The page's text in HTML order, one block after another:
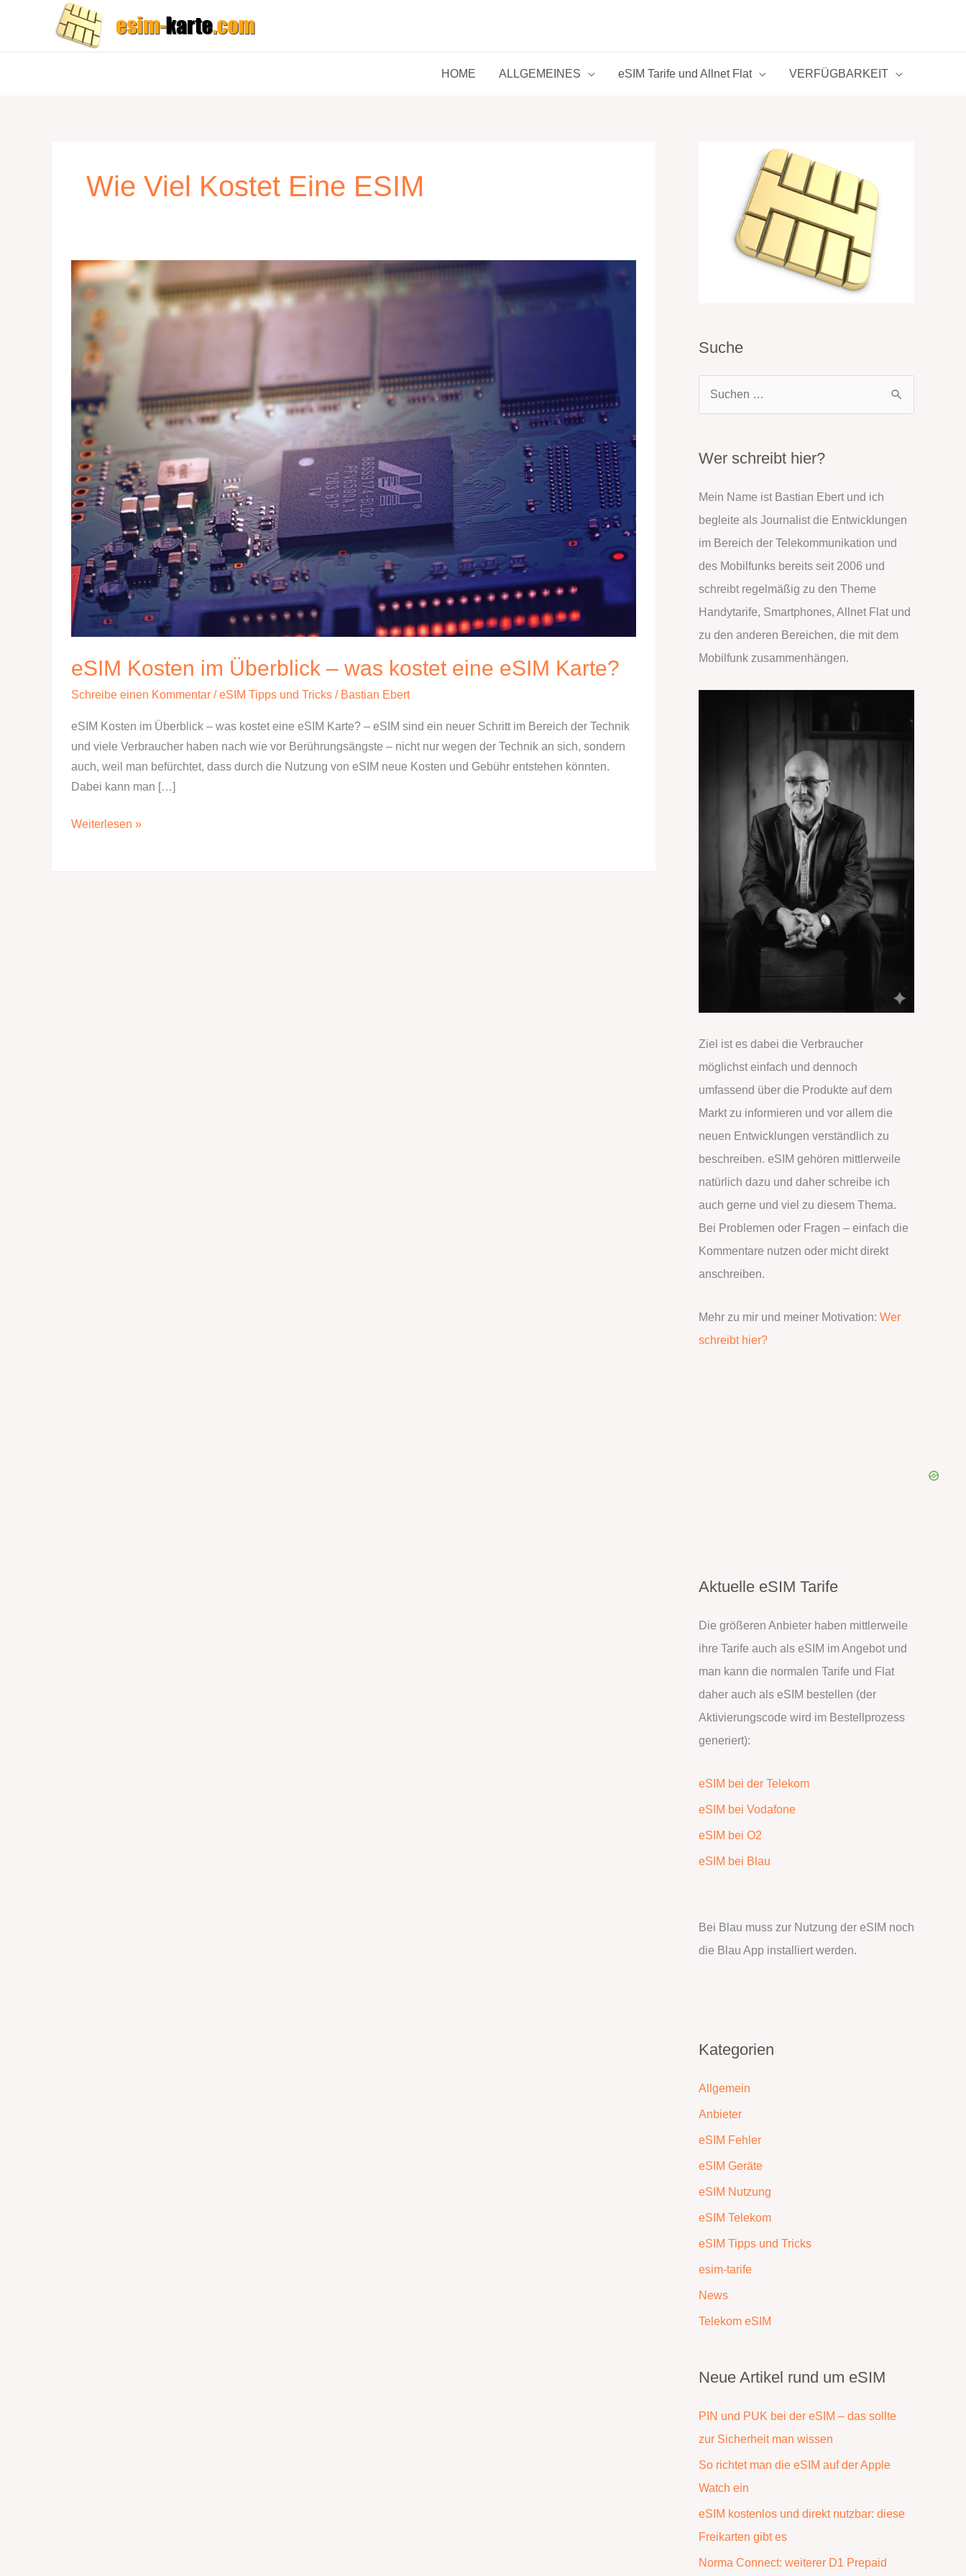
HOME
ALLGEMEINES eSIM Tarife und Allnet Flat VERFÜGBARKEIT
Wie Viel Kostet Eine ESIM
eSIM Kosten im Überblick – was kostet eine eSIM Karte?
Schreibe einen Kommentar /eSIM Tipps und Tricks/ Bastian Ebert
eSIM Kosten im Überblick – was kostet eine eSIM Karte? – eSIM sind ein neuer Schritt im Bereich der Technik
und viele Verbraucher haben nach wie vor Berührungsängste – nicht nur wegen der Technik an sich, sondern
auch, weil man befürchtet, dass durch die Nutzung von eSIM neue Kosten und Gebühr entstehen könnten.
Dabei kann man […]
eSIM
Weiterlesen »
Suche
h
n
n
a
c
h
:
Wer schreibt hier?
Mein Name ist Bastian Ebert und ich
begleite als Journalist die Entwicklungen
im Bereich der Telekommunikation und
des Mobilfunks bereits seit 2006 und
schreibt regelmäßig zu den Theme
Handytarife, Smartphones, Allnet Flat und
zu den anderen Bereichen, die mit dem
Mobilfunk zusammenhängen.
Ziel ist es dabei die Verbraucher
möglichst einfach und dennoch
umfassend über die Produkte auf dem
Markt zu informieren und vor allem die
neuen Entwicklungen verständlich zu
beschreiben. eSIM gehören mittlerweile
natürlich dazu und daher schreibe ich
auch gerne und viel zu diesem Thema.
Bei Problemen oder Fragen – einfach die
Kommentare nutzen oder micht direkt
anschreiben.
Mehr zu mir und meiner Motivation: Wer
schreibt hier?
Aktuelle eSIM Tarife
Die größeren Anbieter haben mittlerweile
ihre Tarife auch als eSIM im Angebot und
man kann die normalen Tarife und Flat
daher auch als eSIM bestellen (der
Aktivierungscode wird im Bestellprozess
generiert):
eSIM bei der Telekom
eSIM bei Vodafone
eSIM bei O2
eSIM bei Blau
Bei Blau muss zur Nutzung der eSIM noch
die Blau App installiert werden.
Kategorien
Allgemein
Anbieter
eSIM Fehler
eSIM Geräte
eSIM Nutzung
eSIM Telekom
eSIM Tipps und Tricks
esim-tarife
News
Telekom eSIM
Neue Artikel rund um eSIM
PIN und PUK bei der eSIM – das sollte
zur Sicherheit man wissen
So richtet man die eSIM auf der Apple
Watch ein
eSIM kostenlos und direkt nutzbar: diese
Freikarten gibt es
Norma Connect: weiterer D1 Prepaid